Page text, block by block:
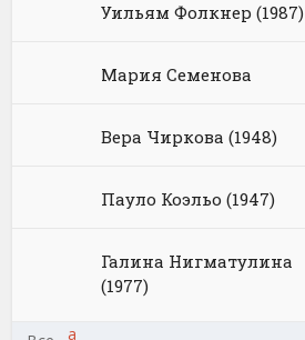
Уильям Фолкнер (1987)
Мария Семенова
Вера Чиркова (1948)
Пауло Коэльо (1947)
Галина Нигматулина
(1977)
а